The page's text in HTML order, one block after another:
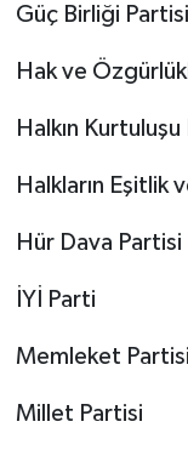
Güç Birliği Partisi
Hak ve
Halkın
Halkların Eşitlik
Hür Dava Partisi
İYİ Parti
Memleket Partisi
Millet Partisi